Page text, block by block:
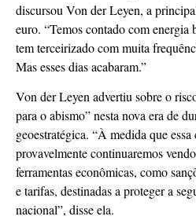
discursou Von der Leyen, a
euro. “Temos contado com energia
tem terceirizado com muita
Mas esses dias acabaram.”
Von der Leyen advertiu sobre o
para o abismo” nesta nova era de
geoestratégica. “À medida que
provavelmente continuaremos
ferramentas econômicas, como
e tarifas, destinadas a proteger a
nacional”, disse ela.